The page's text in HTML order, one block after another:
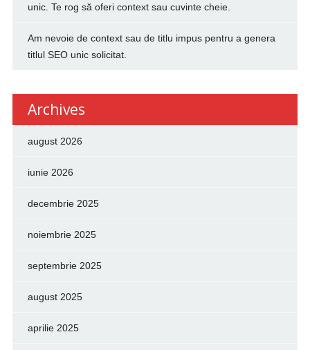
unic. Te rog să oferi context sau cuvinte cheie.
Am nevoie de context sau de titlu impus pentru a genera
titlul SEO unic solicitat.
Archives
august 2026
iunie 2026
decembrie 2025
noiembrie 2025
septembrie 2025
august 2025
aprilie 2025